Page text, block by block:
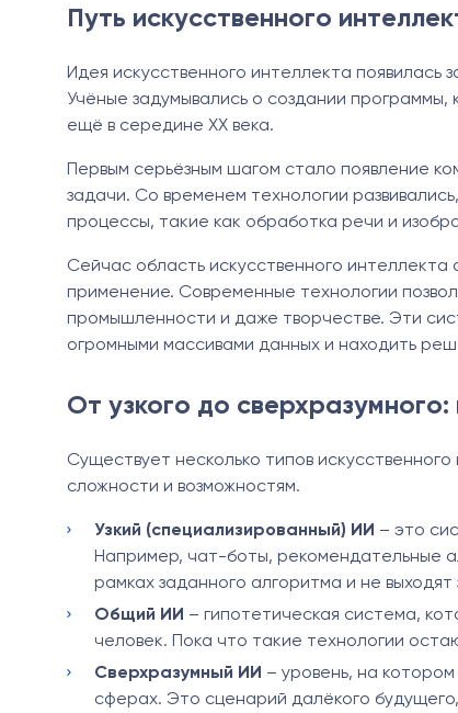
Путь искусственного
Идея искусственного интеллекта появилась
Учёные задумывались о создании
ещё в середине XX века.
Первым серьёзным шагом стало появление
задачи. Со временем технологии
процессы, такие как обработка речи и
Сейчас область искусственного
применение. Современные технологии
промышленности и даже творчестве. Эти
огромными массивами данных и находить
От узкого до
Существует несколько типов
сложности и возможностям.
Узкий (специализированный) ИИ – это
Например, чат-боты, рекомендательные
рамках заданного алгоритма и не
Общий ИИ – гипотетическая система,
человек. Пока что такие технологии
Сверхразумный ИИ – уровень, на
сферах. Это сценарий далёкого